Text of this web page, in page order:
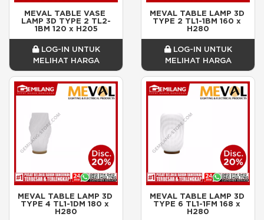
MEVAL TABLE VASE
LAMP 3D TYPE 2 TL2-
1BM 120 x H205
LOG-IN UNTUK
MELIHAT HARGA
MEVAL TABLE LAMP 3D
TYPE 2 TL1-1BM 160 x
H280
LOG-IN UNTUK
MELIHAT HARGA
MEVAL TABLE LAMP 3D
TYPE 4 TL1-1DM 180 x
H280
MEVAL TABLE LAMP 3D
TYPE 6 TL1-1FM 168 x
H280